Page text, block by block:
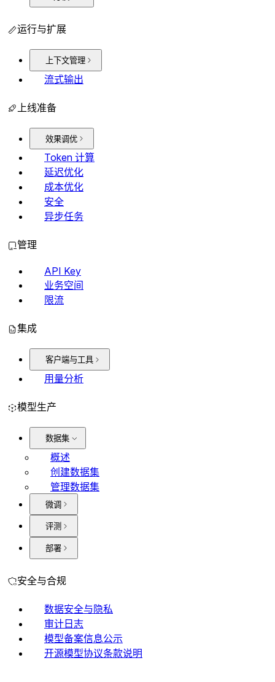
运行与扩展
上下文管理
流式输出
上线准备
效果调优
Token 计算
延迟优化
成本优化
安全
异步任务
管理
API Key
业务空间
限流
集成
客户端与工具
用量分析
模型生产
数据集
概述
创建数据集
管理数据集
微调
评测
部署
安全与合规
数据安全与隐私
审计日志
模型备案信息公示
开源模型协议条款说明